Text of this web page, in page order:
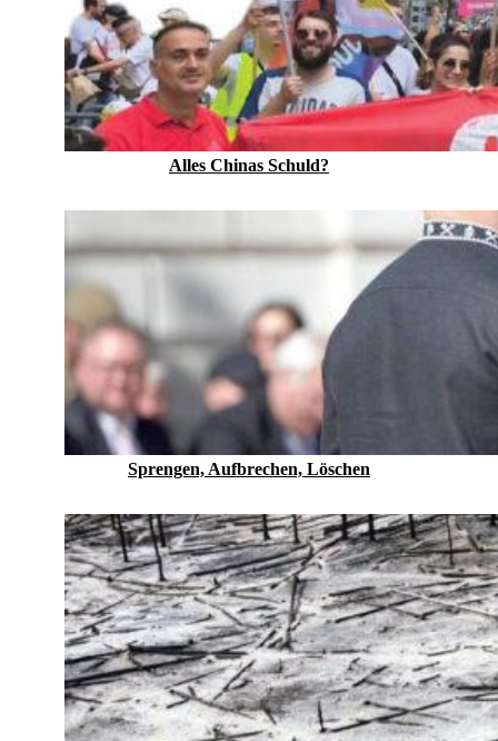
Alles Chinas Schuld?
Sprengen, Aufbrechen, Löschen